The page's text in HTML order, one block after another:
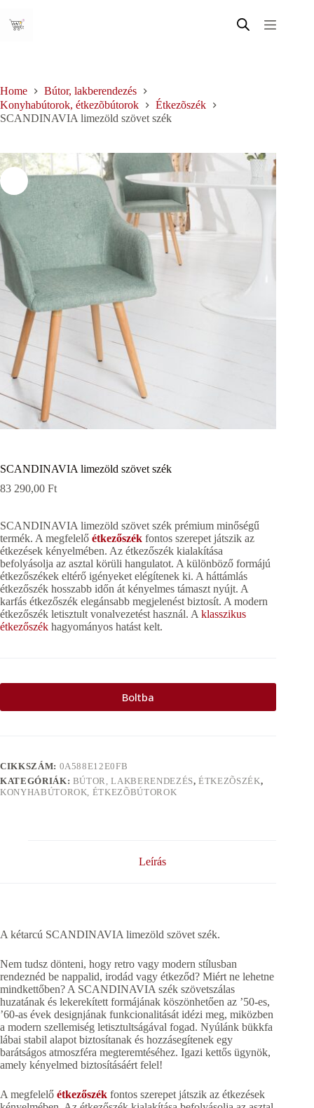
content
Home
Bútor, lakberendezés
Konyhabútorok, étkezõbútorok
Étkezõszék
SCANDINAVIA limezöld szövet szék
SCANDINAVIA limezöld szövet szék
83 290,00 Ft
SCANDINAVIA limezöld szövet szék prémium minőségű
termék. A megfelelő étkezőszék fontos szerepet játszik az
étkezések kényelmében. Az étkezőszék kialakítása
befolyásolja az asztal körüli hangulatot. A különböző formájú
étkezőszékek eltérő igényeket elégítenek ki. A háttámlás
étkezőszék hosszabb időn át kényelmes támaszt nyújt. A
karfás étkezőszék elegánsabb megjelenést biztosít. A modern
étkezőszék letisztult vonalvezetést használ. A klasszikus
étkezőszék hagyományos hatást kelt.
Boltba
CIKKSZÁM: 0A588E12E0FB
KATEGÓRIÁK: BÚTOR, LAKBERENDEZÉS,ÉTKEZÕSZÉK,
KONYHABÚTOROK, ÉTKEZÕBÚTOROK
Leírás
A kétarcú SCANDINAVIA limezöld szövet szék.
Nem tudsz dönteni, hogy retro vagy modern stílusban
rendeznéd be nappalid, irodád vagy étkeződ? Miért ne lehetne
mindkettőben? A SCANDINAVIA szék szövetszálas
huzatának és lekerekített formájának köszönhetően az ’50-es,
’60-as évek designjának funkcionalitását idézi meg, miközben
a modern szellemiség letisztultságával fogad. Nyúlánk bükkfa
lábai stabil alapot biztosítanak és hozzásegítenek egy
barátságos atmoszféra megteremtéséhez. Igazi kettős ügynök,
amely kényelmed biztosításáért felel!
A megfelelő étkezőszék fontos szerepet játszik az étkezések